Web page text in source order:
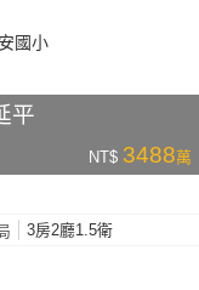
平
NT$ 3488萬
3房2廳1.5衛